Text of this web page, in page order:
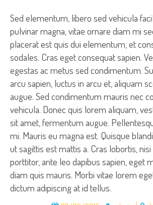
Sed elementum, libero sed vehicula
pulvinar magna, vitae ornare diam mi
placerat est quis dui elementum, et
sodales. Cras eget consequat sapien.
egestas ac metus sed condimentum.
arcu sapien, luctus in arcu et, aliquam
augue. Sed condimentum mauris nec
vehicula. Donec quis lorem aliquam,
sit amet, fermentum augue.
mi. Mauris eu magna est. Quisque
ut sagittis est mattis a. Cras lobortis,
porttitor, ante leo dapibus sapien, eget
diam quis mauris. Morbi vitae lorem
dictum adipiscing at id tellus.